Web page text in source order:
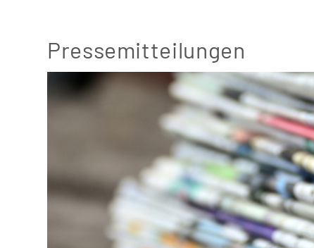
Pressemitteilungen